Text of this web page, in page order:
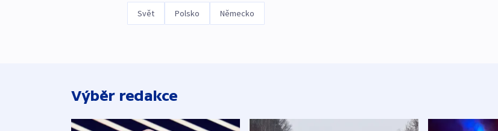
Svět Polsko Německo
Výběr redakce